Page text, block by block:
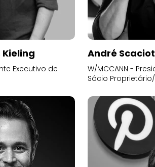
Executivo de
André
W/MCCANN -
Sócio